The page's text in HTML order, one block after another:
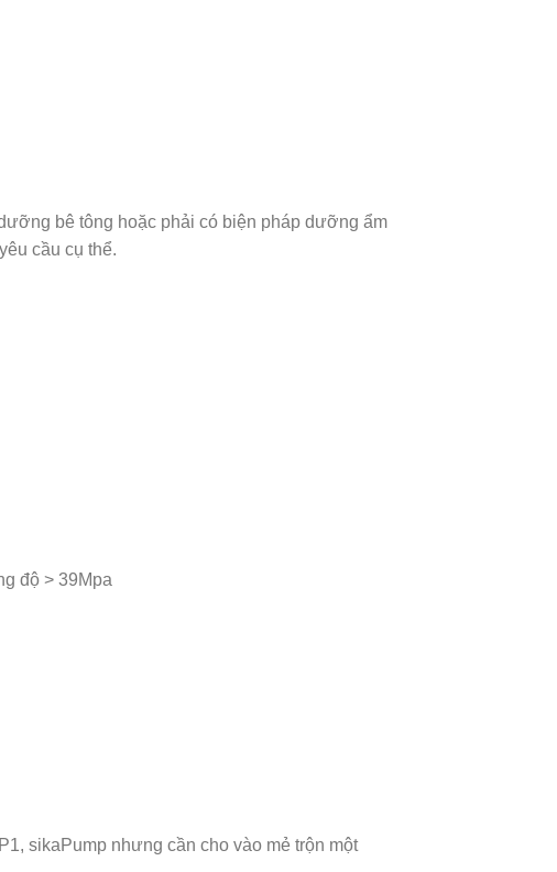
bê tông hoặc phải có biện pháp dưỡng ẩm
cầu cụ thể.
độ > 39Mpa
sikaPump nhưng cần cho vào mẻ trộn một